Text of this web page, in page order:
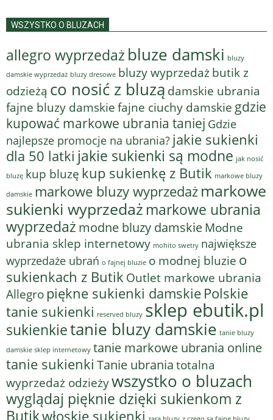
WSZYSTKO O BLUZACH
allegro wyprzedaż bluze damski bluzy
damskie wyprzedaż bluzy dresowe bluzy wyprzedaż butik z
odzieżą co nosić z bluzą damskie ubrania
fajne bluzy damskiefajne ciuchy damskie gdzie
kupować markowe ubrania taniej Gdzie
najlepsze promocje na ubrania? jakie sukienki
dla 50 latki jakie sukienki są modne jak nosić
bluzę kup bluzę kup sukienkę z Butik markowe bluzy
damskie markowe bluzy wyprzedaż markowe
sukienki wyprzedaż markowe ubrania
wyprzedaż modne bluzy damskie Modne
ubrania sklep internetowy mohito swetry największe
wyprzedaże ubrań o fajnej bluzie o modnej bluzie o
sukienkach z Butik Outlet markowe ubrania
Allegropiękne sukienki damskie Polskie
tanie sukienki reserved bluzy sklep ebutik.pl
sukienkietanie bluzy damskie tanie bluzy
damskie sklep internetowy tanie markowe ubrania online
tanie sukienki Tanie ubrania totalna
wyprzedaż odzieżywszystko o bluzach
wyglądaj pięknie dzięki sukienkom z
Butikwłoskie sukienki